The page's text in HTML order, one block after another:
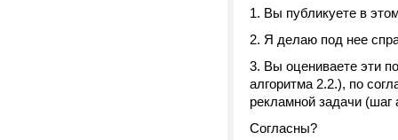
1. Вы публикуете в
2. Я делаю под нее
3. Вы оцениваете эти
алгоритма 2.2.), по
рекламной задачи (шаг
Согласны?